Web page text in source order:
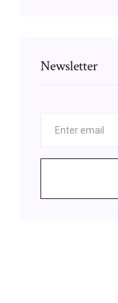
Newsletter